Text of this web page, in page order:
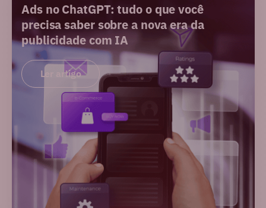
Ads no ChatGPT: tudo o que você
precisa saber sobre a nova era da
publicidade com IA
Ler artigo